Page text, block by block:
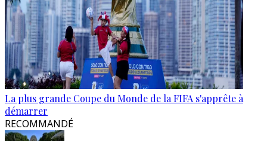
La plus grande Coupe du Monde de la FIFA s'apprête à
démarrer
RECOMMANDÉ